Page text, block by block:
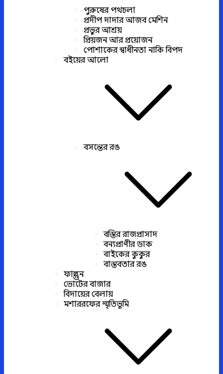
পুরুষের পথচলা
প্রদীপ দাদার আজব মেশিন
প্রভুর আশ্রয়
প্রিয়জন আর প্রয়োজন
পোশাকের স্বাধীনতা নাকি বিপদ
বইয়ের আলো
বসন্তের রঙ
বস্তির রাজপ্রাসাদ
বন্যপ্রাণীর ডাক
বাইকের কুকুর
বাস্তবতার রঙ
ফাল্গুন
ভোটের বাজার
বিদায়ের বেলায়
মশাররফের স্মৃতিভূমি